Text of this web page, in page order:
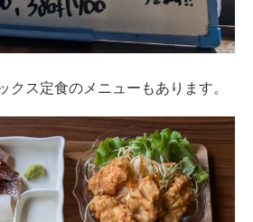
クス定食のメニューもあります。